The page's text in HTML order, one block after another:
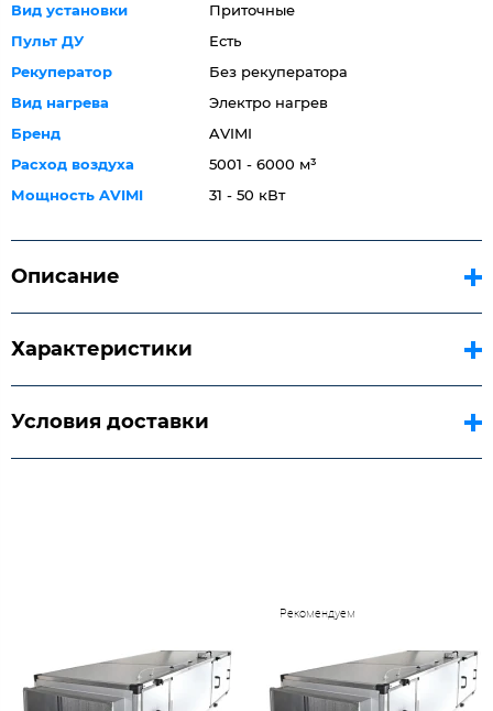
Вид установки
Приточные
Пульт ДУ
Есть
Рекуператор
Без рекуператора
Вид нагрева
Электро нагрев
Бренд
AVIMI
Расход воздуха
5001 - 6000 м³
Мощность AVIMI
31 - 50 кВт
Описание
Характеристики
Условия доставки
Рекомендуем